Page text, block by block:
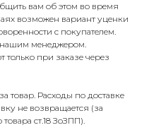
вам об этом во время
возможен вариант уценки
с покупателем.
нашим менеджером.
только при заказе через
товар. Расходы по доставке
не возвращается (за
ст.18 ЗоЗПП).